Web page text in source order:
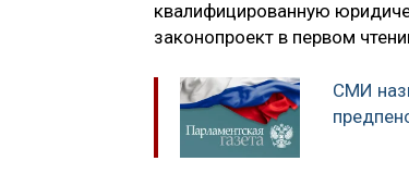
квалифицированную
законопроект в первом
СМИ